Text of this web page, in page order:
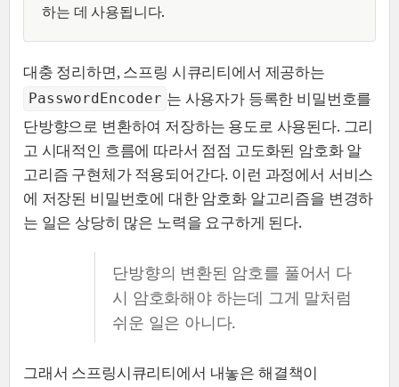
하는 데 사용됩니다.
대충 정리하면, 스프링 시큐리티에서 제공하는
PasswordEncoder 는 사용자가 등록한 비밀번호를
단방향으로 변환하여 저장하는 용도로 사용된다. 그리
고 시대적인 흐름에 따라서 점점 고도화된 암호화 알
고리즘 구현체가 적용되어간다. 이런 과정에서 서비스
에 저장된 비밀번호에 대한 암호화 알고리즘을 변경하
는 일은 상당히 많은 노력을 요구하게 된다.
단방향의 변환된 암호를 풀어서 다
시 암호화해야 하는데 그게 말처럼
쉬운 일은 아니다.
그래서 스프링시큐리티에서 내놓은 해결책이